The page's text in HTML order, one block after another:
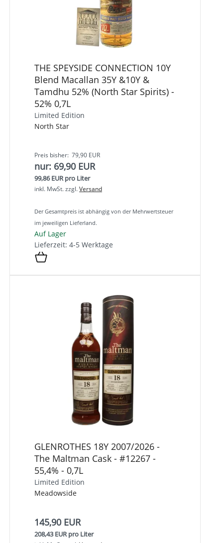
THE SPEYSIDE CONNECTION 10Y
Blend Macallan 35Y &10Y &
Tamdhu 52% (North Star Spirits) -
52% 0,7L
Limited Edition
North Star
Preis bisher: 79,90 EUR
nur: 69,90 EUR
99,86 EUR pro Liter
inkl. MwSt.zzgl.Versand
Der Gesamtpreis ist abhängig von der Mehrwertsteuer
im jeweiligen Lieferland.
Auf Lager
Lieferzeit: 4-5 Werktage
GLENROTHES 18Y 2007/2026 -
The Maltman Cask - #12267 -
55,4% - 0,7L
Limited Edition
Meadowside
145,90 EUR
208,43 EUR pro Liter